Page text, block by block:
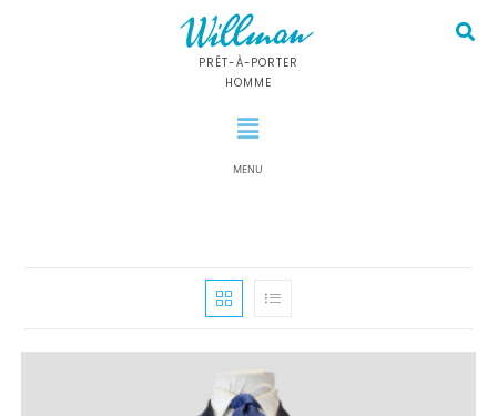
PRÊT-À-PORTER
HOMME
MENU